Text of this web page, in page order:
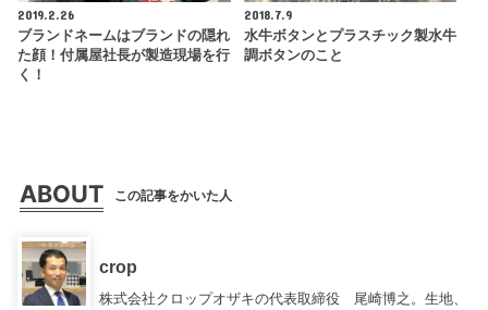
2019.2.26
ブランドネームはブランドの隠れ
た顔！付属屋社長が製造現場を行
く！
2018.7.9
水牛ボタンとプラスチック製水牛
調ボタンのこと
ABOUT この記事をかいた人
crop
株式会社クロップオザキの代表取締役 尾崎博之。生地、